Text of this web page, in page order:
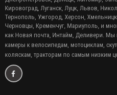
Кировоград, Луганск, Луцк, Львов,
Тернополь, Ужгород, Херсон,
Черновцы, Кременчуг, Мариуполь, и
как Новая почта, Интайм, Деливери. Мы
камеры к велосипедам, мотоциклам,
коляскам, тракторам по самым низким